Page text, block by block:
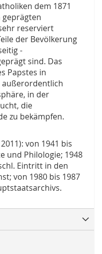
dem 1871
reserviert
der Bevölkerung
-
sind. Das
Papstes in
außerordentlich
in der
die
zu bekämpfen.
von 1941 bis
und Philologie; 1948
Eintritt in den
von 1980 bis 1987